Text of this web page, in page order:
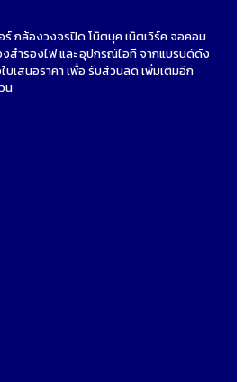
กล้องวงจรปิด โน็ตบุค เน็ตเวิร์ค จอคอม
งสำรองไฟ และ อุปกรณ์ไอที จากแบรนด์ดัง
บเสนอราคา เพื่อ รับส่วนลด เพิ่มเติมอีก
น